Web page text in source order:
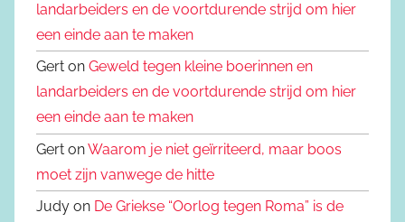
landarbeiders en de voortdurende strijd om hier
een einde aan te maken
Gert on Geweld tegen kleine boerinnen en
landarbeiders en de voortdurende strijd om hier
een einde aan te maken
Gert onWaarom je niet geïrriteerd, maar boos
moet zijn vanwege de hitte
Judy on De Griekse “Oorlog tegen Roma” is de